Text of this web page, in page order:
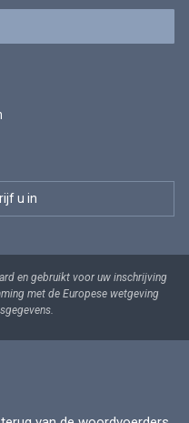
en gebruikt voor uw inschrijving
met de Europese wetgeving